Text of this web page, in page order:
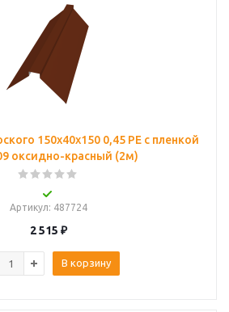
150х40х150 0,45 PE с пленкой
оксидно-красный (2м)
Артикул: 487724
2 515 ₽
В корзину